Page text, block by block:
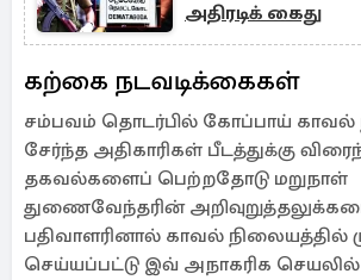
அதிரடிக் கைது
கற்கை நடவடிக்கைகள்
சம்பவம் தொடர்பில் கோப்பாய்
சேர்ந்த அதிகாரிகள் பீடத்துக்கு
தகவல்களைப் பெற்றதோடு மறுநாள்
துணைவேந்தரின்
பதிவாளரினால் காவல் நிலையத்தில்
செய்யப்பட்டு இவ் அநாகரிக செயலில்